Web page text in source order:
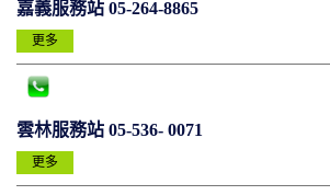
嘉義服務站 05-264-8865
更多
雲林服務站 05-536- 0071
更多